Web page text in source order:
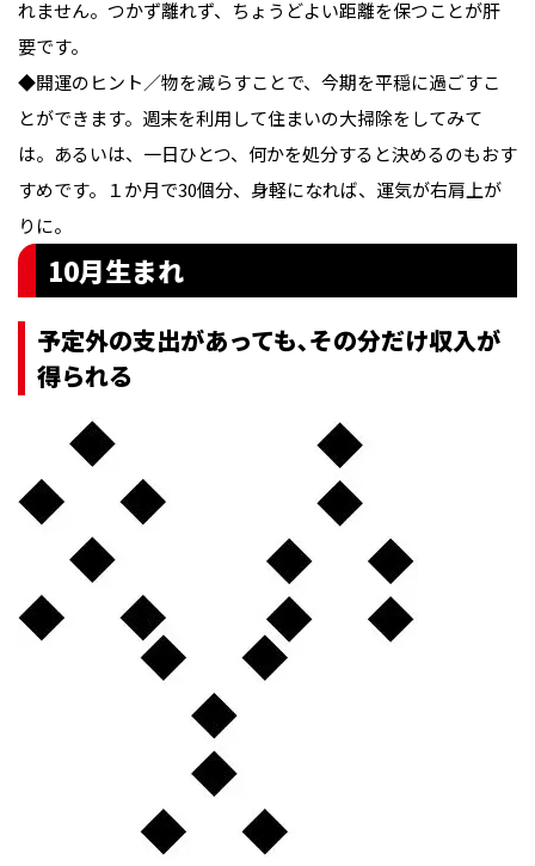
れません。つかず離れず、ちょうどよい距離を保つことが肝
要です。
◆開運のヒント／物を減らすことで、今期を平穏に過ごすこ
とができます。週末を利用して住まいの大掃除をしてみて
は。あるいは、一日ひとつ、何かを処分すると決めるのもおす
すめです。１か月で30個分、身軽になれば、運気が右肩上が
りに。
10月生まれ
予定外の支出があっても､その分だけ収入が
得られる